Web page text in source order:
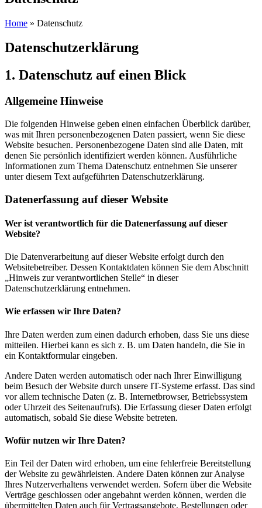
Home » Datenschutz
Datenschutz­erklärung
1. Datenschutz auf einen Blick
Allgemeine Hinweise
Die folgenden Hinweise geben einen einfachen Überblick darüber,
was mit Ihren personenbezogenen Daten passiert, wenn Sie diese
Website besuchen. Personenbezogene Daten sind alle Daten, mit
denen Sie persönlich identifiziert werden können. Ausführliche
Informationen zum Thema Datenschutz entnehmen Sie unserer
unter diesem Text aufgeführten Datenschutzerklärung.
Datenerfassung auf dieser Website
Wer ist verantwortlich für die Datenerfassung auf dieser
Website?
Die Datenverarbeitung auf dieser Website erfolgt durch den
Websitebetreiber. Dessen Kontaktdaten können Sie dem Abschnitt
„Hinweis zur verantwortlichen Stelle“ in dieser
Datenschutzerklärung entnehmen.
Wie erfassen wir Ihre Daten?
Ihre Daten werden zum einen dadurch erhoben, dass Sie uns diese
mitteilen. Hierbei kann es sich z. B. um Daten handeln, die Sie in
ein Kontaktformular eingeben.
Andere Daten werden automatisch oder nach Ihrer Einwilligung
beim Besuch der Website durch unsere IT-Systeme erfasst. Das sind
vor allem technische Daten (z. B. Internetbrowser, Betriebssystem
oder Uhrzeit des Seitenaufrufs). Die Erfassung dieser Daten erfolgt
automatisch, sobald Sie diese Website betreten.
Wofür nutzen wir Ihre Daten?
Ein Teil der Daten wird erhoben, um eine fehlerfreie Bereitstellung
der Website zu gewährleisten. Andere Daten können zur Analyse
Ihres Nutzerverhaltens verwendet werden. Sofern über die Website
Verträge geschlossen oder angebahnt werden können, werden die
übermittelten Daten auch für Vertragsangebote, Bestellungen oder